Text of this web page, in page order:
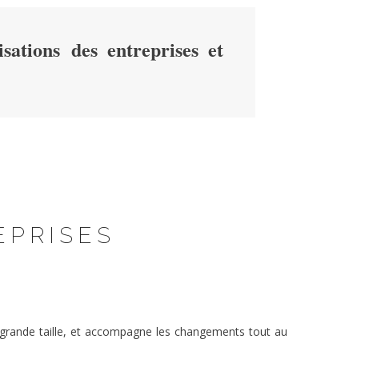
des entreprises et
taille, et accompagne les changements tout au